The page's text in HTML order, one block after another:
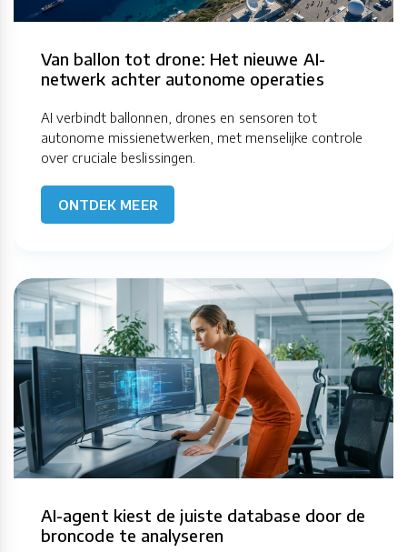
Van ballon tot drone: Het nieuwe AI-
netwerk achter autonome operaties
AI verbindt ballonnen, drones en sensoren tot
autonome missienetwerken, met menselijke controle
over cruciale beslissingen.
ONTDEK MEER
AI-agent kiest de juiste database door de
broncode te analyseren